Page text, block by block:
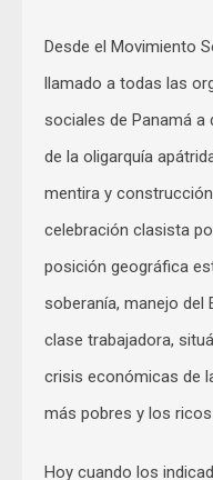
Desde el Movimiento
llamado a todas las
sociales de Panamá
de la oligarquía
mentira y
celebración clasista
posición geográfica
soberanía, manejo
clase trabajadora,
crisis económicas de
más pobres y los
Hoy cuando los